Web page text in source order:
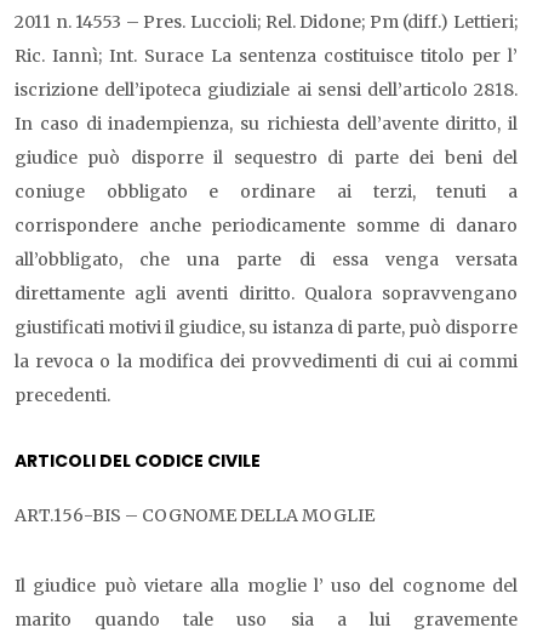
2011 n. 14553 – Pres. Luccioli; Rel. Didone; Pm (diff.) Lettieri;
Ric. Iannì; Int. Surace La sentenza costituisce titolo per l’
iscrizione dell’ipoteca giudiziale ai sensi dell’articolo 2818.
In caso di inadempienza, su richiesta dell’avente diritto, il
giudice può disporre il sequestro di parte dei beni del
coniuge obbligato e ordinare ai terzi, tenuti a
corrispondere anche periodicamente somme di danaro
all’obbligato, che una parte di essa venga versata
direttamente agli aventi diritto. Qualora sopravvengano
giustificati motivi il giudice, su istanza di parte, può disporre
la revoca o la modifica dei provvedimenti di cui ai commi
precedenti.
ARTICOLI DEL CODICE CIVILE
ART.156-BIS – COGNOME DELLA MOGLIE
Il giudice può vietare alla moglie l’ uso del cognome del
marito quando tale uso sia a lui gravemente